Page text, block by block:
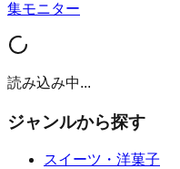
集モニター
読み込み中...
ジャンルから探す
スイーツ・洋菓子